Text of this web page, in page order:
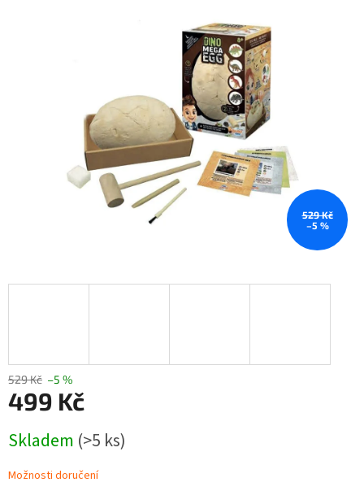
529 Kč
–5 %
529 Kč –5 %
499 Kč
cena:
Skladem (>5 ks)
Možnosti doručení